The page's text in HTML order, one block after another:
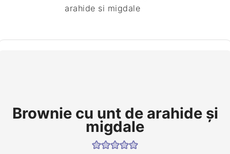
Brownie cu unt de arahide și
migdale